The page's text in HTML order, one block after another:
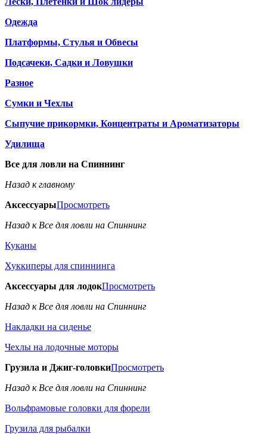
Одежда
Платформы, Стулья и Обвесы
Подсачеки, Садки и Ловушки
Разное
Сумки и Чехлы
Сыпучие прикормки, Концентраты и Ароматизаторы
Удилища
Все для ловли на Спиннинг
Назад к главному
АксессуарыПросмотреть
Назад к Все для ловли на Спиннинг
Куканы
Хуккиперы для спиннинга
Аксессуары для лодокПросмотреть
Назад к Все для ловли на Спиннинг
Накладки на сиденье
Чехлы на лодочные моторы
Грузила и Джиг-головкиПросмотреть
Назад к Все для ловли на Спиннинг
Вольфрамовые головки для форели
Грузила для рыбалки